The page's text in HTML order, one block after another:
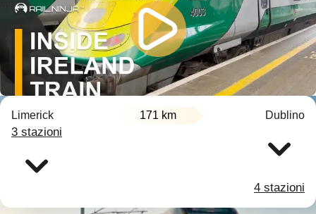
Limerick 171 km Dublino
3 stazioni
4 stazioni